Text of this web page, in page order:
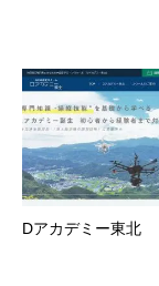
Dアカデミー東北